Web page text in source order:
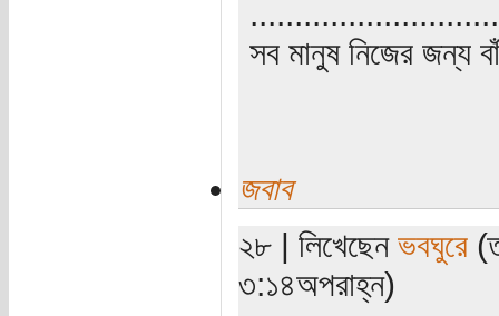
সব মানুষ নিজের জন্য
জবাব
২৮ | লিখেছেন ভবঘুরে
৩:১৪অপরাহ্ন)